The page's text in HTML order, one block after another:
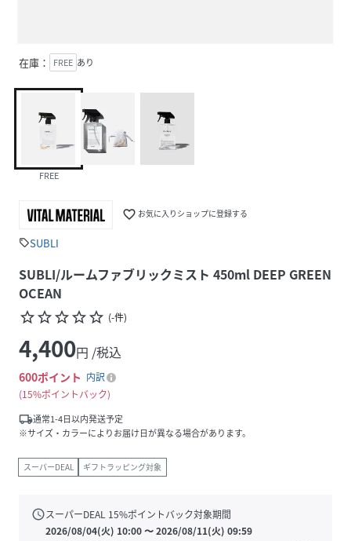
在庫： FREE あり
FREE
favorite_border お気に入りショップに登録する
sellSUBLI
SUBLI/ルームファブリックミスト 450ml DEEP GREEN
OCEAN
star_borderstar_borderstar_borderstar_borderstar_border (-件)
4,400円 /税込
600ポイント 内訳
15%ポイントバック
local_shipping通常1-4日以内発送予定
※サイズ・カラーによりお届け日が異なる場合があります。
スーパーDEAL ギフトラッピング対象
scheduleスーパーDEAL 15%ポイントバック対象期間
2026/08/04(火) 10:00〜2026/08/11(火) 09:59